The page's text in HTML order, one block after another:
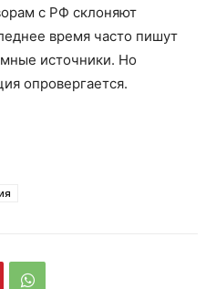
с РФ склоняют
время часто пишут
источники. Но
опровергается.